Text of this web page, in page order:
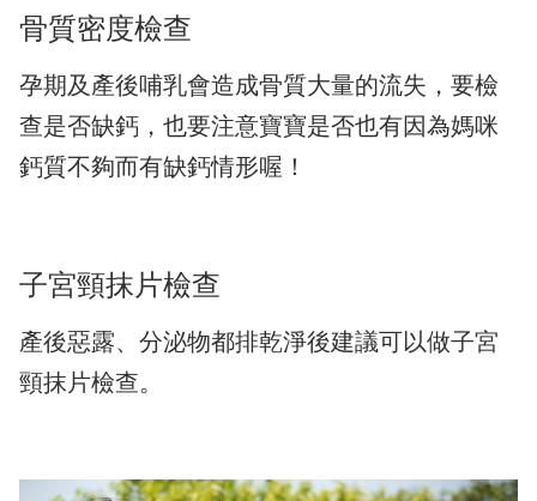
骨質密度檢查
孕期及產後哺乳會造成骨質大量的流失，要檢
查是否缺鈣，也要注意寶寶是否也有因為媽咪
鈣質不夠而有缺鈣情形喔！
子宮頸抹片檢查
產後惡露、分泌物都排乾淨後建議可以做子宮
頸抹片檢查。